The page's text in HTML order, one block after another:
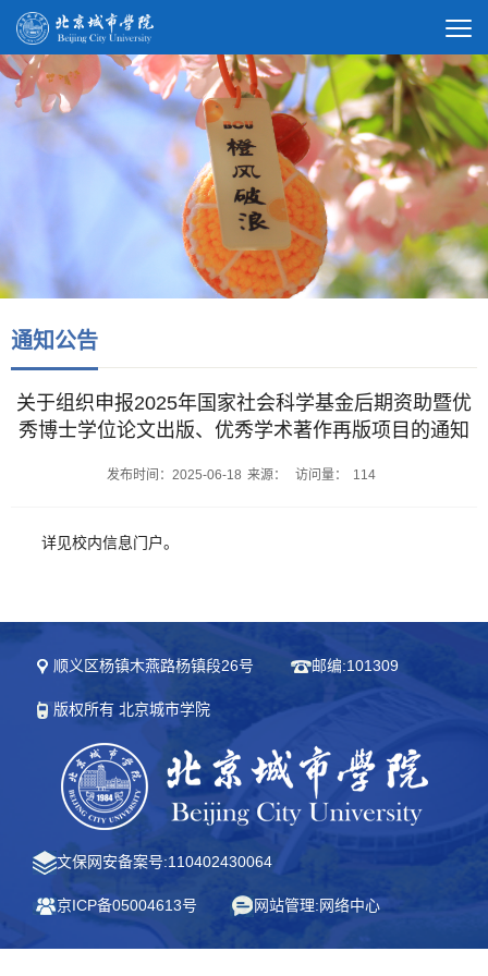
通知公告
关于组织申报2025年国家社会科学基金后期资助暨优
秀博士学位论文出版、优秀学术著作再版项目的通知
发布时间：2025-06-18 来源： 访问量： 114
详见校内信息门户。
顺义区杨镇木燕路杨镇段26号 邮编:101309
版权所有 北京城市学院
文保网安备案号:110402430064
京ICP备05004613号 网站管理:网络中心